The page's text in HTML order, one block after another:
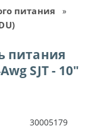
питания »
питания
SJT - 10"
30005179